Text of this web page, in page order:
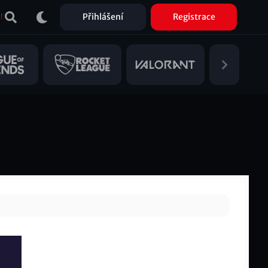
Přihlášení Registrace